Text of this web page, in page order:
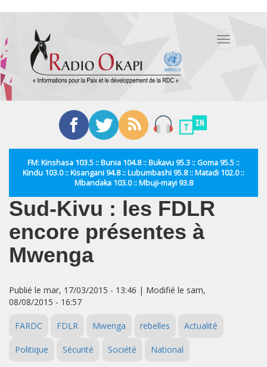
contenu
principal
Toggle
FM: Kinshasa 103.5 :: Bunia 104.8 :: Bukavu 95.3 :: Goma 95.5 ::
Kindu 103.0 :: Kisangani 94.8 :: Lubumbashi 95.8 :: Matadi 102.0 ::
Mbandaka 103.0 :: Mbuji-mayi 93.8
Sud-Kivu : les FDLR
encore présentes à
Mwenga
Publié le mar, 17/03/2015 - 13:46 | Modifié le sam,
08/08/2015 - 16:57
FARDC FDLR Mwenga rebelles Actualité
Politique Sécurité Société National